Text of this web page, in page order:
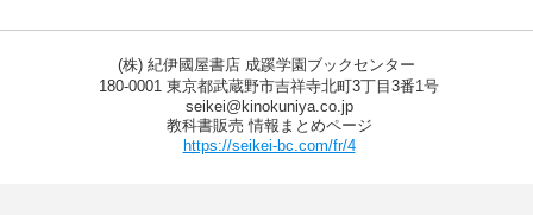
(株) 紀伊國屋書店 成蹊学園ブックセンター
180-0001 東京都武蔵野市吉祥寺北町3丁目3番1号
seikei@kinokuniya.co.jp
教科書販売 情報まとめページ
https://seikei-bc.com/fr/4